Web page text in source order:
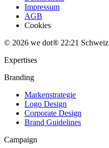
Impressum
AGB
Cookies
© 2026 we dot® 22:21 Schweiz
Expertises
Branding
Markenstrategie
Logo Design
Corporate Design
Brand Guidelines
Campaign